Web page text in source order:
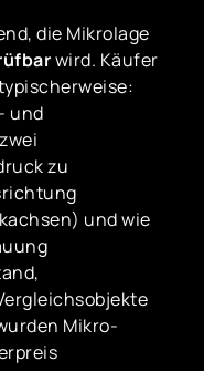
die Mikrolage
wird. Käufer
und
zu
und wie
Mikro-